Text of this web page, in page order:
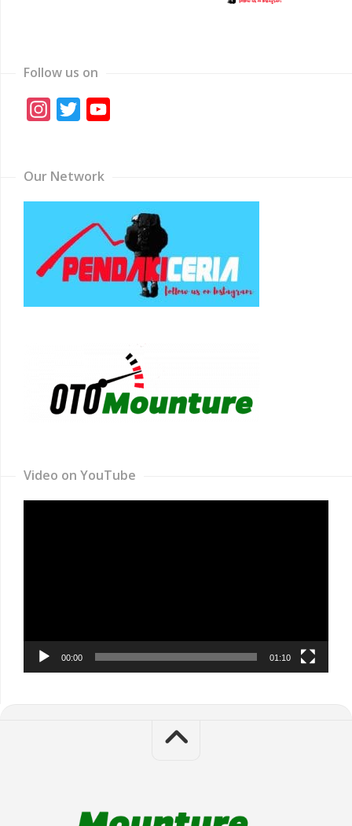
Follow us on
Instagram
Twitter
Our Network
Video on YouTube
00:00 01:10